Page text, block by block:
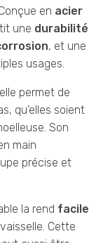
en acier
une durabilité
, et une
usages.
permet de
qu’elles soient
Son
main
précise et
la rend facile
Cette